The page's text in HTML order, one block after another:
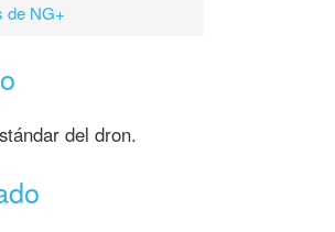
de NG+
del dron.